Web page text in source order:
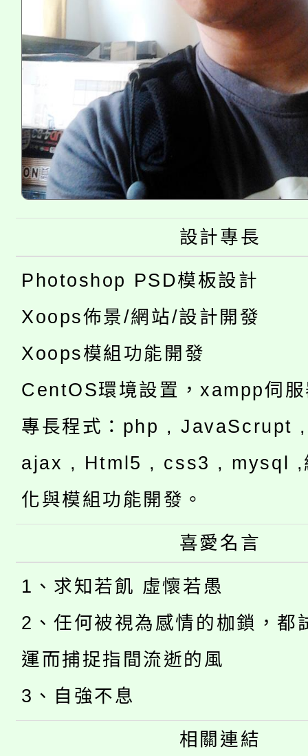
設計專長
Photoshop PSD模板設計
Xoops佈景/網站/設計開發
Xoops模組功能開發
CentOS環境設置，xampp伺
專長程式：php , JavaScrupt
ajax , Html5 , css3 , mysql ,
化與模組功能開發。
喜愛名言
1、求知若飢 虛懷若愚
2、任何被視為感情的枷鎖，都
運而捕捉指間流逝的風
3、自強不息
相關連結